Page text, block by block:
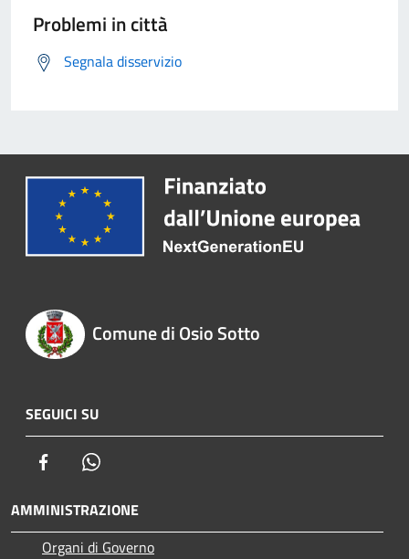
Problemi in città
Segnala disservizio
Comune di Osio Sotto
SEGUICI SU
Facebook
AMMINISTRAZIONE
Organi di Governo